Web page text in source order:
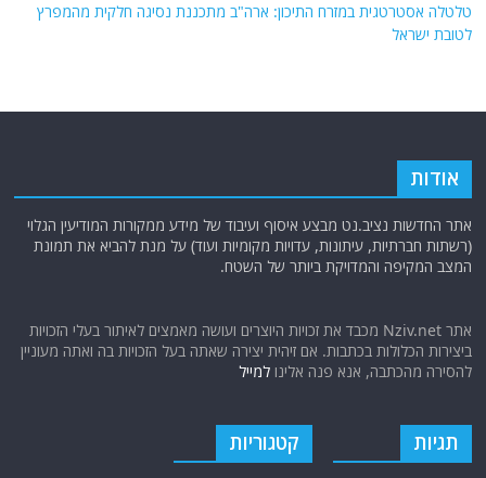
טלטלה אסטרטגית במזרח התיכון: ארה"ב מתכננת נסיגה חלקית מהמפרץ
לטובת ישראל
אודות
אתר החדשות נציב.נט מבצע איסוף ועיבוד של מידע ממקורות המודיעין הגלוי
(רשתות חברתיות, עיתונות, עדויות מקומיות ועוד) על מנת להביא את תמונת
המצב המקיפה והמדויקת ביותר של השטח.
אתר Nziv.net מכבד את זכויות היוצרים ועושה מאמצים לאיתור בעלי הזכויות
ביצירות הכלולות בכתבות. אם זיהית יצירה שאתה בעל הזכויות בה ואתה מעוניין
להסירה מהכתבה, אנא פנה אלינולמייל
תגיות קטגוריות